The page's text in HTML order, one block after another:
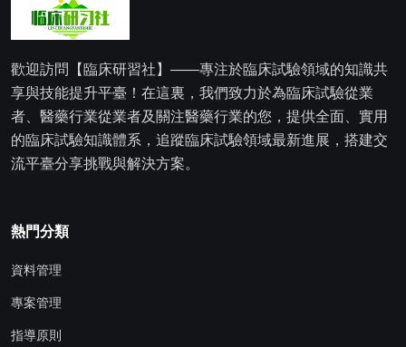
歡迎訪問【臨床研習社】——專注於臨床試驗領域的知識共
享與技能提升平臺！在這裏，我們致力於為臨床試驗從業
者、醫藥行業從業者及關注醫藥行業的您，提供全面、實用
的臨床試驗知識體系，追蹤臨床試驗領域最新進展，搭建交
流平臺分享挑戰與解決方案。
熱門分類
資料管理
專案管理
指導原則